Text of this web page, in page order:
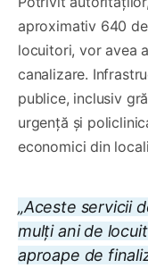
aproximativ 640
locuitori, vor avea
canalizare.
publice, inclusiv
urgență și
economici din
„Aceste servicii
mulți ani de
aproape de